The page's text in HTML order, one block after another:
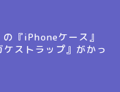
の『iPhoneケース』
ケストラップ』がかっ